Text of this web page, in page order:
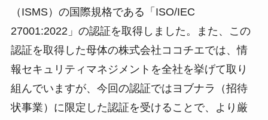
（ISMS）の国際規格である「ISO/IEC
27001:2022」の認証を取得しました。また、この
認証を取得した母体の株式会社ココチエでは、情
報セキュリティマネジメントを全社を挙げて取り
組んでいますが、今回の認証ではヨブナラ（招待
状事業）に限定した認証を受けることで、より厳